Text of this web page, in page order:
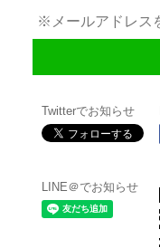
Twitterでお知らせ
LINE＠でお知らせ